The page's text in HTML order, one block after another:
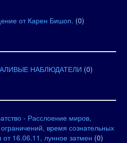
от Карен Бишоп. (0)
НАБЛЮДАТЕЛИ (0)
- Расслоение миров,
время сознательных
16.06.11, лунное затмен (0)